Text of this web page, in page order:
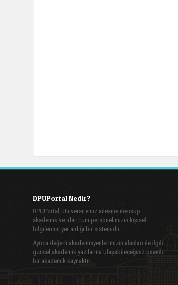
DPUPortal Nedir?
DPUPortal, Üniversitemiz ailesine mensup
akademik ve idari tüm personelimizin kişisel
bilgilerinin yer aldığı bir sistemidir.
Ayrıca değerli akademisyenlerimizin alanları ile ilgili
güncel akademik yazılarına ulaşabileceğiniz önemli
bir akademik kaynaktır.